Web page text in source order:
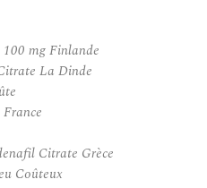
mg Finlande
La Dinde
Citrate Grèce
Coûteux